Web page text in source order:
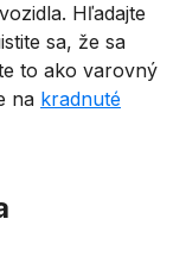
Hľadajte
sa, že sa
to ako varovný
na kradnuté